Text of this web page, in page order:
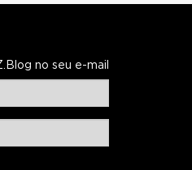
no seu e-mail